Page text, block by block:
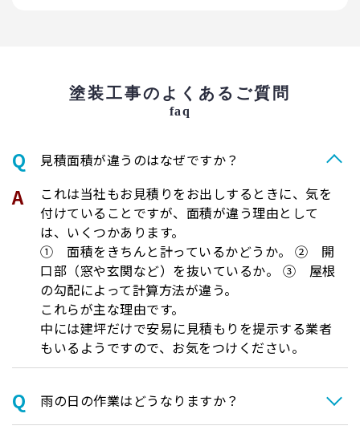
塗装工事のよくあるご質問
faq
⾒積⾯積が違うのはなぜですか？
これは当社もお見積りをお出しするときに、気を
付けていることですが、面積が違う理由として
は、いくつかあります。
① 面積をきちんと計っているかどうか。 ② 開
口部（窓や玄関など）を抜いているか。 ③ 屋根
の勾配によって計算方法が違う。
これらが主な理由です。
中には建坪だけで安易に見積もりを提示する業者
もいるようですので、お気をつけください。
⾬の日の作業はどうなりますか？